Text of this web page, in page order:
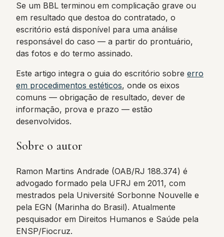
Se um BBL terminou em complicação grave ou
em resultado que destoa do contratado, o
escritório está disponível para uma análise
responsável do caso — a partir do prontuário,
das fotos e do termo assinado.
Este artigo integra o guia do escritório sobre erro
em procedimentos estéticos, onde os eixos
comuns — obrigação de resultado, dever de
informação, prova e prazo — estão
desenvolvidos.
Sobre o autor
Ramon Martins Andrade (OAB/RJ 188.374) é
advogado formado pela UFRJ em 2011, com
mestrados pela Université Sorbonne Nouvelle e
pela EGN (Marinha do Brasil). Atualmente
pesquisador em Direitos Humanos e Saúde pela
ENSP/Fiocruz.